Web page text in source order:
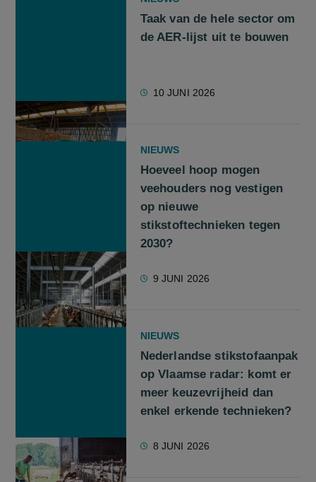
Taak van de hele sector om
de AER-lijst uit te bouwen
10 JUNI 2026
NIEUWS
Hoeveel hoop mogen
veehouders nog vestigen
op nieuwe
stikstoftechnieken tegen
2030?
9 JUNI 2026
NIEUWS
Nederlandse stikstofaanpak
op Vlaamse radar: komt er
meer keuzevrijheid dan
enkel erkende technieken?
8 JUNI 2026